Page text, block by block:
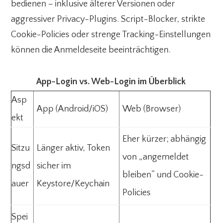
bedienen – inklusive älterer Versionen oder
aggressiver Privacy-Plugins. Script-Blocker, strikte
Cookie-Policies oder strenge Tracking-Einstellungen
können die Anmeldeseite beeinträchtigen.
App-Login vs. Web-Login im Überblick
Asp
ekt
App (Android/iOS) Web (Browser)
Sitzu
ngsd
auer
Länger aktiv, Token
sicher im
Keystore/Keychain
Eher kürzer; abhängig
von „angemeldet
bleiben“ und Cookie-
Policies
Spei